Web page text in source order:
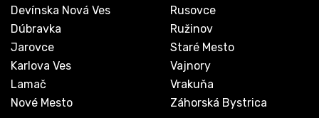
Devínska Nová Ves
Dúbravka
Jarovce
Karlova Ves
Lamač
Nové Mesto
Rusovce
Ružinov
Staré Mesto
Vajnory
Vrakuňa
Záhorská Bystrica